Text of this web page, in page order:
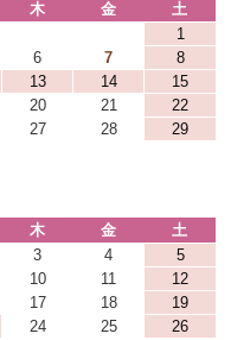
木 金
土
1
6 7
8
13 14
15
20 21
22
27 28
29
木 金
土
3 4
5
10 11
12
17 18
19
24 25
26